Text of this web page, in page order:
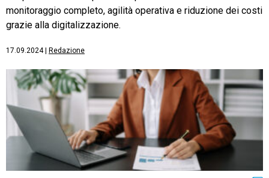
monitoraggio completo, agilità operativa e riduzione dei costi
grazie alla digitalizzazione.
17.09.2024| Redazione